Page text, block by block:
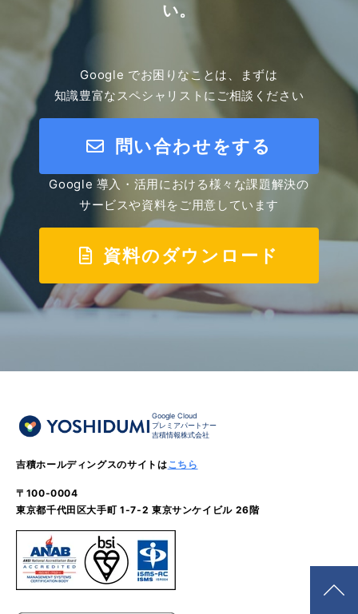
い。
Google でお困りなことは、まずは
知識豊富なスペシャリストにご相談ください
問い合わせをする
Google 導入・活用における様々な課題解決の
サービスや資料をご用意しています
資料のダウンロード
Google Cloud
プレミアパートナー
吉積情報株式会社
吉積ホールディングスのサイトはこちら
〒100-0004
東京都千代田区大手町 1-7-2 東京サンケイビル 26階